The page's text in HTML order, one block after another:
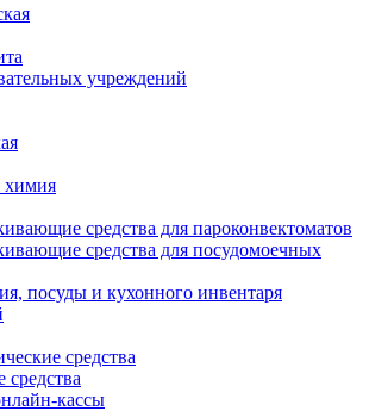
учреждений
химия
средства для пароконвектоматов
средства для посудомоечных
посуды и кухонного инвентаря
средства
кассы